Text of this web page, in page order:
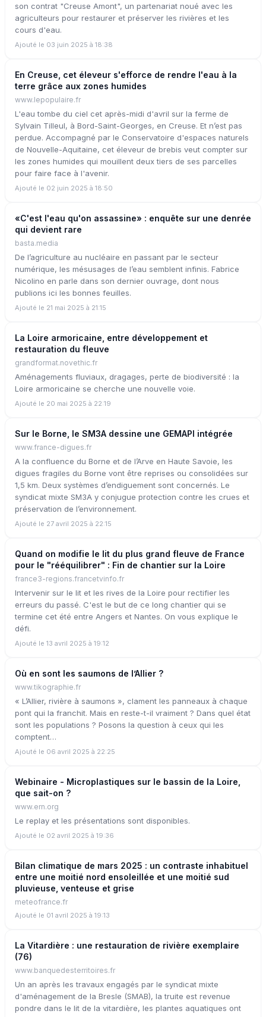
son contrat "Creuse Amont", un partenariat noué avec les
agriculteurs pour restaurer et préserver les rivières et les
cours d'eau.
Ajouté le 03 juin 2025 à 18:38
En Creuse, cet éleveur s'efforce de rendre l'eau à la
terre grâce aux zones humides
www.lepopulaire.fr
L'eau tombe du ciel cet après-midi d'avril sur la ferme de
Sylvain Tilleul, à Bord-Saint-Georges, en Creuse. Et n’est pas
perdue. Accompagné par le Conservatoire d'espaces naturels
de Nouvelle-Aquitaine, cet éleveur de brebis veut compter sur
les zones humides qui mouillent deux tiers de ses parcelles
pour faire face à l'avenir.
Ajouté le 02 juin 2025 à 18:50
«C'est l'eau qu'on assassine» : enquête sur une denrée
qui devient rare
basta.media
De l’agriculture au nucléaire en passant par le secteur
numérique, les mésusages de l’eau semblent infinis. Fabrice
Nicolino en parle dans son dernier ouvrage, dont nous
publions ici les bonnes feuilles.
Ajouté le 21 mai 2025 à 21:15
La Loire armoricaine, entre développement et
restauration du fleuve
grandformat.novethic.fr
Aménagements fluviaux, dragages, perte de biodiversité : la
Loire armoricaine se cherche une nouvelle voie.
Ajouté le 20 mai 2025 à 22:19
Sur le Borne, le SM3A dessine une GEMAPI intégrée
www.france-digues.fr
A la confluence du Borne et de l’Arve en Haute Savoie, les
digues fragiles du Borne vont être reprises ou consolidées sur
1,5 km. Deux systèmes d’endiguement sont concernés. Le
syndicat mixte SM3A y conjugue protection contre les crues et
préservation de l’environnement.
Ajouté le 27 avril 2025 à 22:15
Quand on modifie le lit du plus grand fleuve de France
pour le "rééquilibrer" : Fin de chantier sur la Loire
france3-regions.francetvinfo.fr
Intervenir sur le lit et les rives de la Loire pour rectifier les
erreurs du passé. C'est le but de ce long chantier qui se
termine cet été entre Angers et Nantes. On vous explique le
défi.
Ajouté le 13 avril 2025 à 19:12
Où en sont les saumons de l’Allier ?
www.tikographie.fr
« L’Allier, rivière à saumons », clament les panneaux à chaque
pont qui la franchit. Mais en reste-t-il vraiment ? Dans quel état
sont les populations ? Posons la question à ceux qui les
comptent…
Ajouté le 06 avril 2025 à 22:25
Webinaire - Microplastiques sur le bassin de la Loire,
que sait-on ?
www.ern.org
Le replay et les présentations sont disponibles.
Ajouté le 02 avril 2025 à 19:36
Bilan climatique de mars 2025 : un contraste inhabituel
entre une moitié nord ensoleillée et une moitié sud
pluvieuse, venteuse et grise
meteofrance.fr
Ajouté le 01 avril 2025 à 19:13
La Vitardière : une restauration de rivière exemplaire
(76)
www.banquedesterritoires.fr
Un an après les travaux engagés par le syndicat mixte
d'aménagement de la Bresle (SMAB), la truite est revenue
pondre dans le lit de la vitardière, les plantes aquatiques ont